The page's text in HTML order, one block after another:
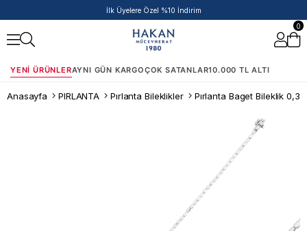
50.000 TL ve Üzeri Siparişlere Ek %5 İndirim Fırsatı!
0
YENI ÜRÜNLERAYNI GÜN KARGOÇOK SATANLAR10.000 TL ALTI
Anasayfa PIRLANTA Pırlanta Bileklikler Pırlanta Baget Bileklik